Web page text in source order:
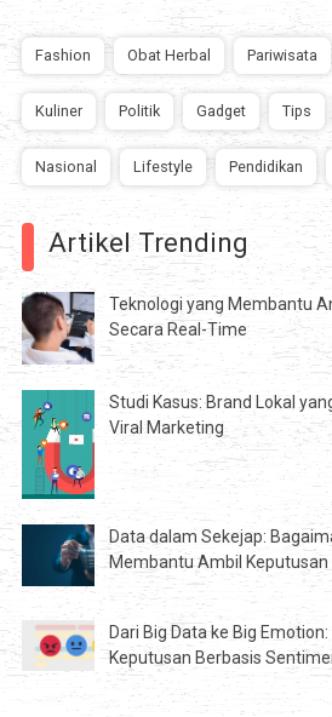
Fashion Obat Herbal Pariwisata
Kuliner Politik Gadget Tips
Nasional Lifestyle Pendidikan
Artikel Trending
Teknologi yang Membantu
Secara Real-Time
Studi Kasus: Brand Lokal
Viral Marketing
Data dalam Sekejap:
Membantu Ambil Keputusan
Dari Big Data ke Big
Keputusan Berbasis